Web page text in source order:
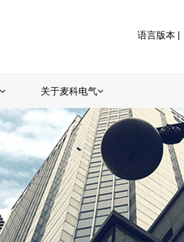
语言版本 |
关于麦科电气